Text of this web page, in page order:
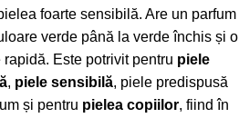
foarte sensibilă. Are un parfum
verde până la verde închis și o
Este potrivit pentru piele
, piele sensibilă, piele predispusă
și pentru pielea copiilor, fiind în